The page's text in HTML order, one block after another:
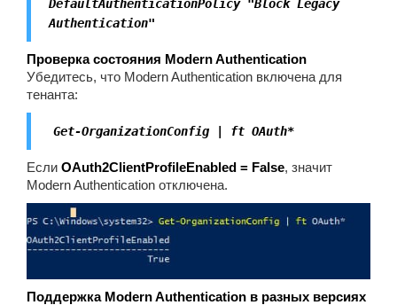
DefaultAuthenticationPolicy "Block Legacy
Authentication"
Проверка состояния Modern Authentication
Убедитесь, что Modern Authentication включена для
тенанта:
Get-OrganizationConfig | ft OAuth*
Если OAuth2ClientProfileEnabled = False, значит
Modern Authentication отключена.
Поддержка Modern Authentication в разных версиях